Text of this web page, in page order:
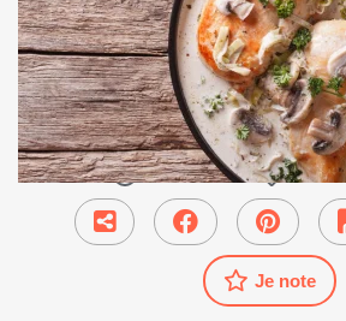
25 min ● Plat
Je note